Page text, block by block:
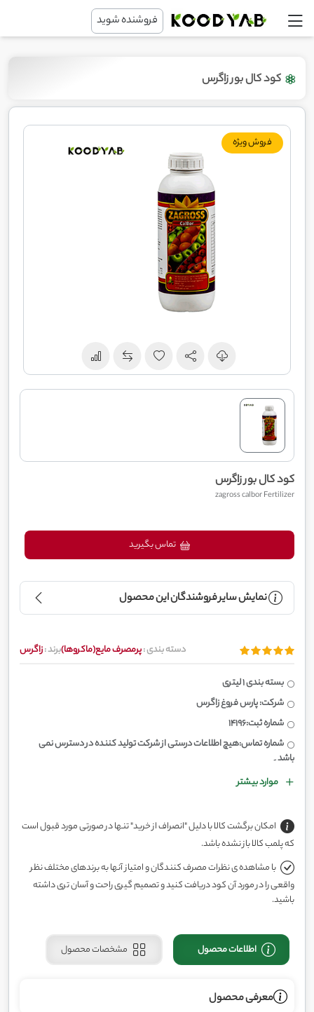
فروشنده شوید
کود کال بور زاگرس
فروش ویژه
کود کال بور زاگرس
zagross calbor Fertilizer
نمایش سایر فروشندگان این محصول
دسته بندی :پرمصرف مایع(ماکروها)برند :زاگرس
بسته بندی 1 لیتری
شرکت: پارس فروغ زاگرس
شماره ثبت:14196
شماره تماس:هیچ اطلاعات درستی از شرکت تولید کننده در دسترس نمی
باشد۔
موارد بیشتر
امکان برگشت کالا با دلیل "انصراف از خرید" تنها در صورتی مورد قبول است
که پلمب کالا باز نشده باشد.
با مشاهده ی نظرات مصرف کنندگان و امتیاز آنها به برندهای مختلف نظر
واقعی را در مورد آن کود دریافت کنید و تصمیم گیری راحت و آسان تری داشته
باشید.
اطلاعات محصول مشخصات محصول
معرفی محصول